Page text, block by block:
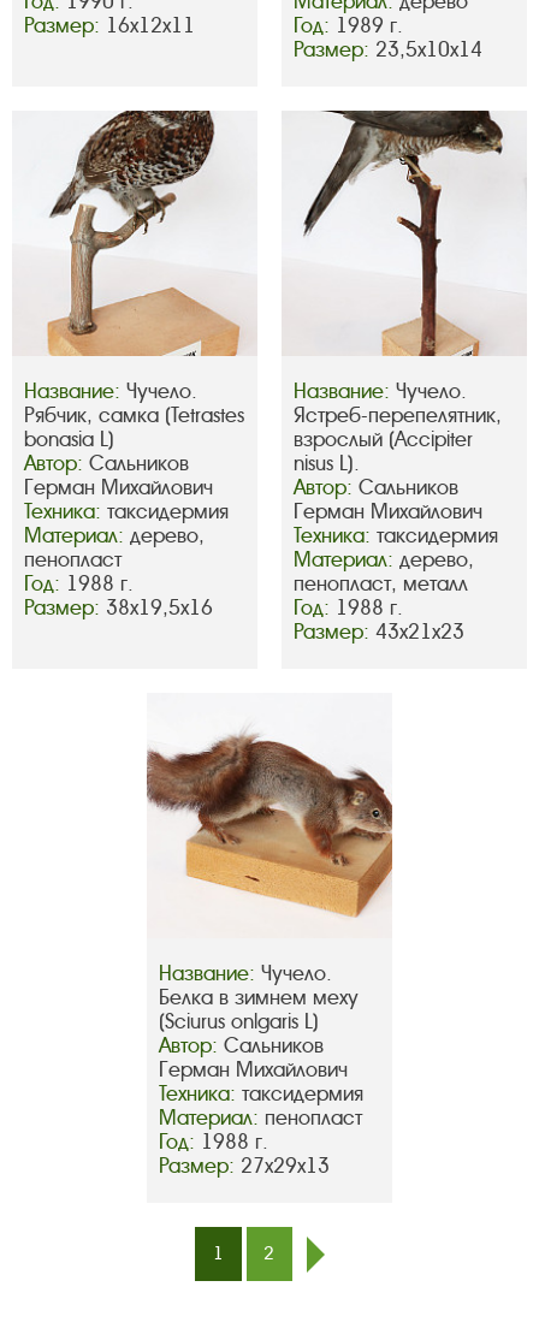
Размер: 16х12х11
Год: 1989 г.
Размер: 23,5х10х14
Название: Чучело.
Рябчик, самка (Tetrastes
bonasia L)
Автор: Сальников
Герман Михайлович
Техника: таксидермия
Материал: дерево,
пенопласт
Год: 1988 г.
Размер: 38х19,5х16
Название: Чучело.
Ястреб-перепелятник,
взрослый (Accipiter
nisus L).
Автор: Сальников
Герман Михайлович
Техника: таксидермия
Материал: дерево,
пенопласт, металл
Год: 1988 г.
Размер: 43х21х23
Название: Чучело.
Белка в зимнем меху
(Sciurus onlgaris L)
Автор: Сальников
Герман Михайлович
Техника: таксидермия
Материал: пенопласт
Год: 1988 г.
Размер: 27х29х13
1
2